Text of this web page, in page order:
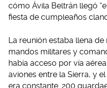
cómo Ávila Beltrán llegó
fiesta de cumpleaños
La reunión estaba llena
mandos militares y
había acceso por vía
aviones entre la Sierra, y
era constante. 200